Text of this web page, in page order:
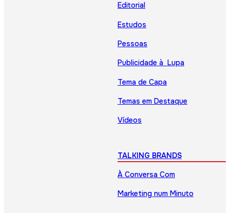
Editorial
Estudos
Pessoas
Publicidade à Lupa
Tema de Capa
Temas em Destaque
Vídeos
TALKING BRANDS
À Conversa Com
Marketing num Minuto